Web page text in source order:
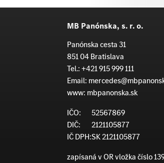
MB Panónska, s. r. o.
Panónska cesta 31
851 04 Bratislava
Tel.:+421 915 999 111
Email:
www: mbpanonska.sk
IČO:
52567869
DIČ:
2121105877
IČ DPH:SK 2121105877
zapísaná v OR vložka číslo